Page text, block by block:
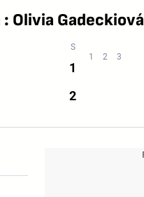
Olivia Gadeckiová
1
2